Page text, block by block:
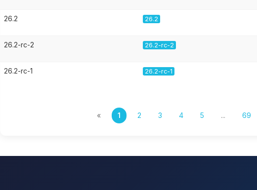
26.2 26.2
26.2-rc-2 26.2-rc-2
26.2-rc-1 26.2-rc-1
« 1 2 3 4 5 ... 69